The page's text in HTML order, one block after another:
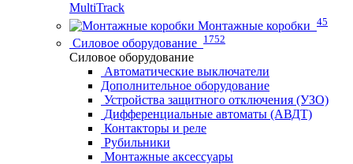
MultiTrack
Монтажные коробки 45
Силовое оборудование 1752
Силовое оборудование
Автоматические выключатели
Дополнительное оборудование
Устройства защитного отключения (УЗО)
Дифференциальные автоматы (АВДТ)
Контакторы и реле
Рубильники
Монтажные аксессуары